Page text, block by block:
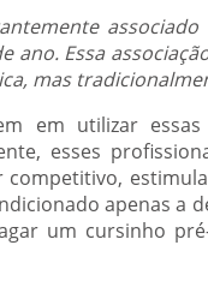
Essa
mas
em utilizar
esses
competitivo,
apenas a
um cursinho